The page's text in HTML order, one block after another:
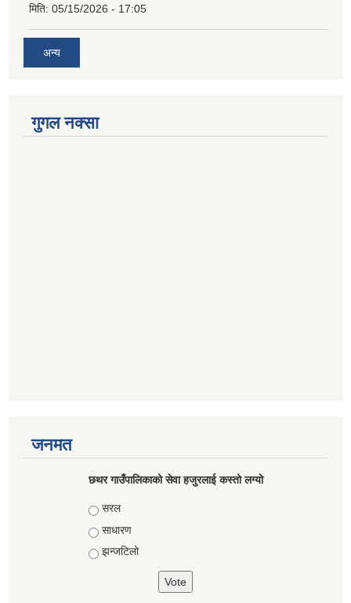
मिति: 05/15/2026 - 17:05
अन्य
गुगल नक्सा
जनमत
छथर गाउँपालिकाको सेवा हजुरलाई कस्तो लग्यो
Choices
सरल
साधारण
झन्जटिलो